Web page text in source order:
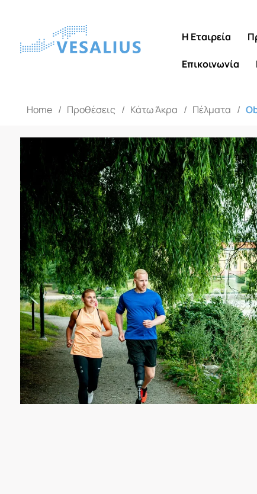
Η Εταιρεία
Επικοινωνία
Home / Προθέσεις / Κάτω Άκρα / Πέλματα /